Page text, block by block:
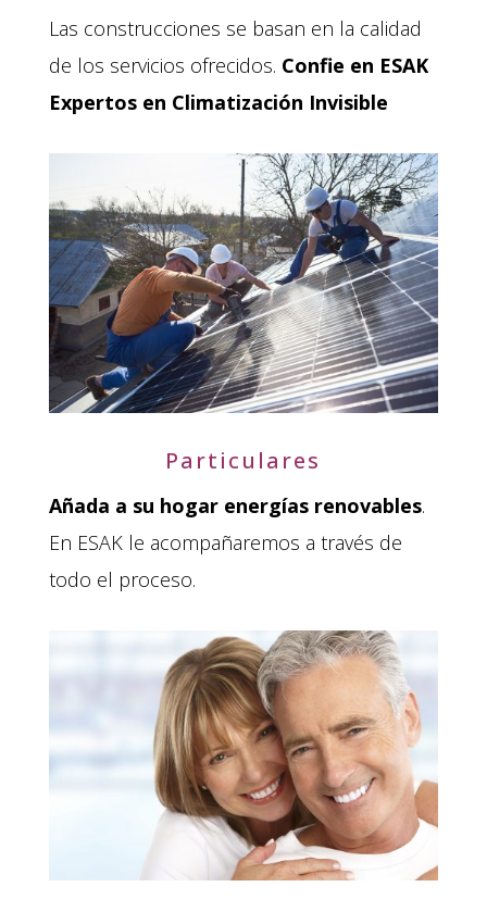
Las construcciones se basan en la calidad
de los servicios ofrecidos. Confie en ESAK
Expertos en Climatización Invisible
Particulares
Añada a su hogar energías renovables.
En ESAK le acompañaremos a través de
todo el proceso.